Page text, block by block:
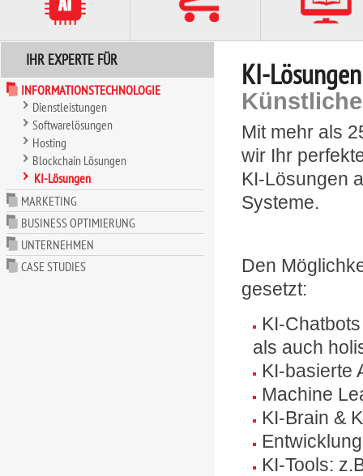
IHR EXPERTE FÜR
INFORMATIONSTECHNOLOGIE
Dienstleistungen
Softwarelösungen
Hosting
Blockchain Lösungen
KI-Lösungen
MARKETING
BUSINESS OPTIMIERUNG
UNTERNEHMEN
CASE STUDIES
KI-Lösungen
Mit mehr als
wir Ihr
KI-Lösungen
Systeme.
Den
gesetzt:
KI-
als auch
KI-basierte
Machine
KI-Brain &
KI-Tools: